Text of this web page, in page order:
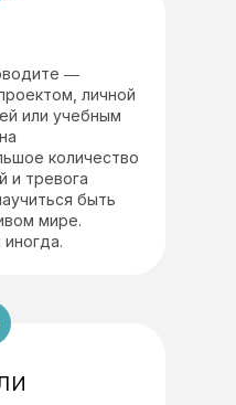
―
личной
или учебным
количество
и тревога
быть
мире.